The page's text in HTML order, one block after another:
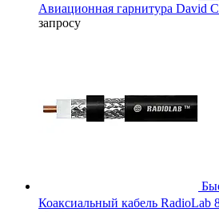
Авиационная гарнитура David
запросу
Коаксиальный кабель RadioLab